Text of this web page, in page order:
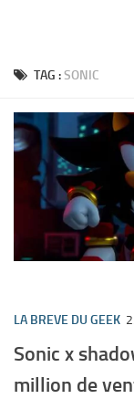
TAG :SONIC
LA BREVE DU GEEK
Sonic x
million de